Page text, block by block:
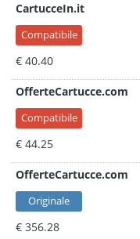
CartucceIn.it
Compatibile
€ 40.40
OfferteCartucce.com
Compatibile
€ 44.25
OfferteCartucce.com
Originale
€ 356.28